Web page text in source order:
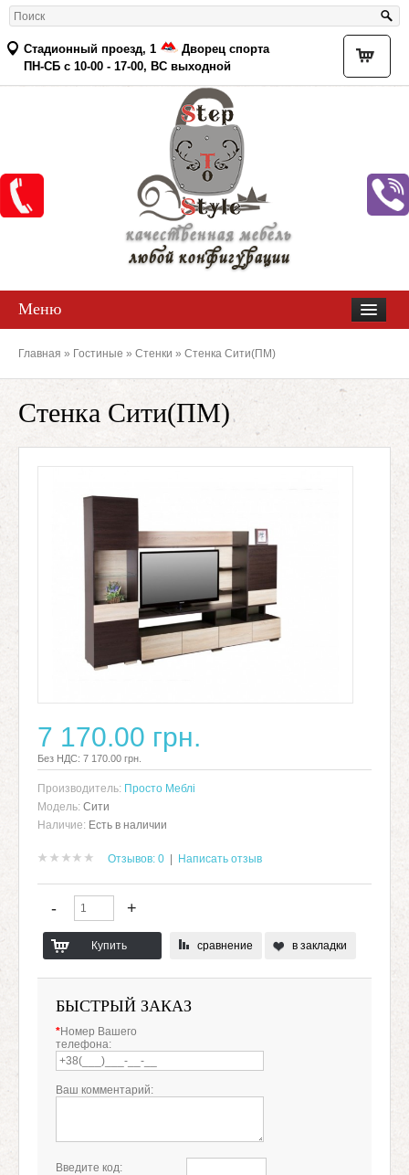
Стадионный проезд, 1
Дворец спорта
ПН-СБ с 10-00 - 17-00, ВС выходной
качественная мебель
любой конфигурации
Меню
Главная » Гостиные » Стенки » Стенка Сити(ПМ)
Стенка Сити(ПМ)
7 170.00 грн.
Без НДС: 7 170.00 грн.
Производитель: Просто Меблі
Модель: Сити
Наличие: Есть в наличии
Отзывов: 0 Написать отзыв
сравнение в закладки
БЫСТРЫЙ ЗАКАЗ
*Номер Вашего
телефона:
Ваш комментарий:
Введите код: